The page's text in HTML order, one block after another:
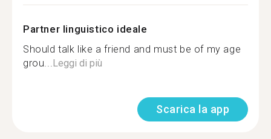
Partner linguistico ideale
Should talk like a friend and must be of my age
grou...Leggi di più
Scarica la app